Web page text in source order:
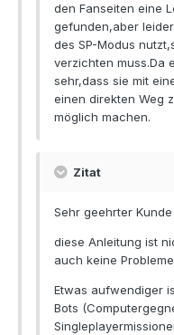
den Fanseiten eine
gefunden,aber
des SP-Modus
verzichten muss.Da
sehr,dass sie mit
einen direkten Weg
möglich machen.
Zitat
Sehr geehrter Kunde
diese Anleitung ist
auch keine
Etwas aufwendiger
Bots